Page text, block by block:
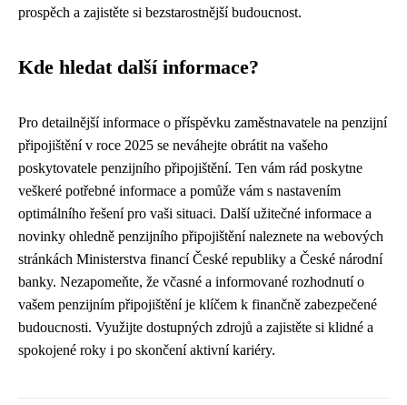
prospěch a zajistěte si bezstarostnější budoucnost.
Kde hledat další informace?
Pro detailnější informace o příspěvku zaměstnavatele na penzijní
připojištění v roce 2025 se neváhejte obrátit na vašeho
poskytovatele penzijního připojištění. Ten vám rád poskytne
veškeré potřebné informace a pomůže vám s nastavením
optimálního řešení pro vaši situaci. Další užitečné informace a
novinky ohledně penzijního připojištění naleznete na webových
stránkách Ministerstva financí České republiky a České národní
banky. Nezapomeňte, že včasné a informované rozhodnutí o
vašem penzijním připojištění je klíčem k finančně zabezpečené
budoucnosti. Využijte dostupných zdrojů a zajistěte si klidné a
spokojené roky i po skončení aktivní kariéry.